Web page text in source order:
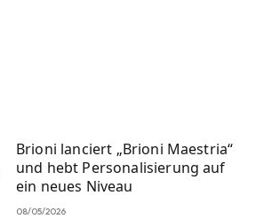
Brioni lanciert „Brioni Maestria“
und hebt Personalisierung auf
ein neues Niveau
08/05/2026